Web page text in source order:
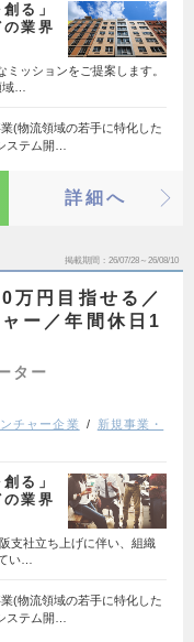
る」
業界
ッションをご提案します。
…
(物流領域の若手に特化した
ステム開…
詳細へ
掲載期間 26/07/28～26/08/10
万円目指せる／
ー／年間休日1
ター
チャー企業
新規事業・
る」
業界
支社立ち上げに伴い、組織
い…
(物流領域の若手に特化した
ステム開…